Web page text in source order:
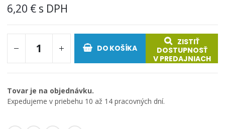
obrázkov
6,20 €
DO KOŠÍKA
ZISTIŤ
DOSTUPNOSŤ
V PREDAJNIACH
Tovar je na objednávku.
Expedujeme v priebehu 10 až 14 pracovných dní.